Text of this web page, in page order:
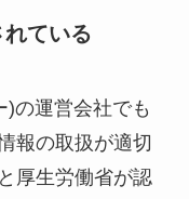
ている
の運営会社でも
報の取扱が適切
厚生労働省が認